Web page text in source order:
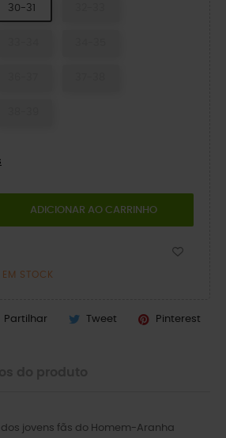
30-31
ADICIONAR AO CARRINHO
STOCK
Partilhar Tweet Pinterest
jovens fãs do Homem-Aranha